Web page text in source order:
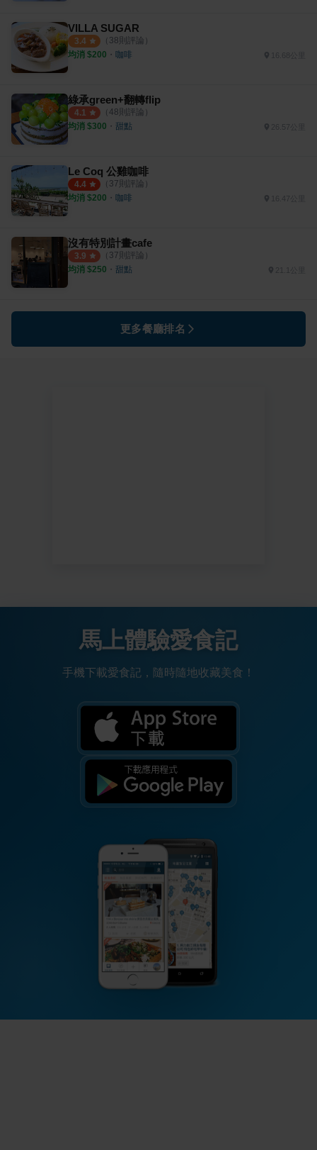
VILLA SUGAR
3.4 （ 38則評論）
均消 $200 ・ 咖啡
綠承green+翻轉flip
4.1 （ 48則評論）
均消 $300 ・ 甜點 26.57公里
Le Coq 公雞咖啡
4.4 （ 37則評論）
均消 $200 ・ 咖啡 16.47公里
沒有特別計畫cafe
3.9 （ 37則評論）
均消 $250 ・ 甜點
更多餐廳排名
馬上體驗愛食記
手機下載愛食記，隨時隨地收藏美食！